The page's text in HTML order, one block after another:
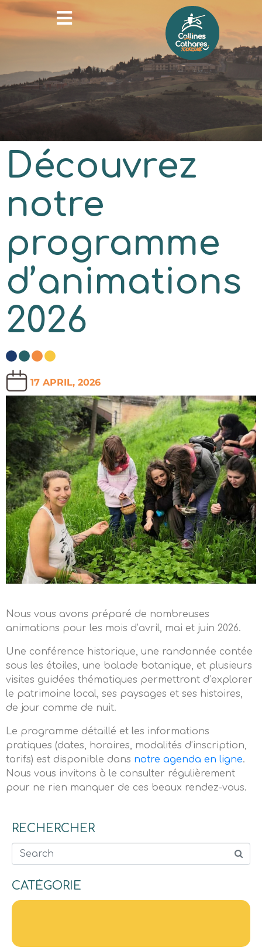
Découvrez
notre
programme
d’animations
2026
17 APRIL, 2026
Nous vous avons préparé de nombreuses
animations pour les mois d’avril, mai et juin 2026.
Une conférence historique, une randonnée contée
sous les étoiles, une balade botanique, et plusieurs
visites guidées thématiques permettront d’explorer
le patrimoine local, ses paysages et ses histoires,
de jour comme de nuit.
Le programme détaillé et les informations
pratiques (dates, horaires, modalités d’inscription,
tarifs) est disponible dans notre agenda en ligne.
Nous vous invitons à le consulter régulièrement
pour ne rien manquer de ces beaux rendez-vous.
RECHERCHER
Search
CATÉGORIE